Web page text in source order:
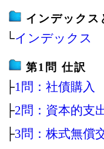
インデックス
└インデックス
第1問 仕訳
├1問：社債購入
├2問：資本的支
├3問：株式無償